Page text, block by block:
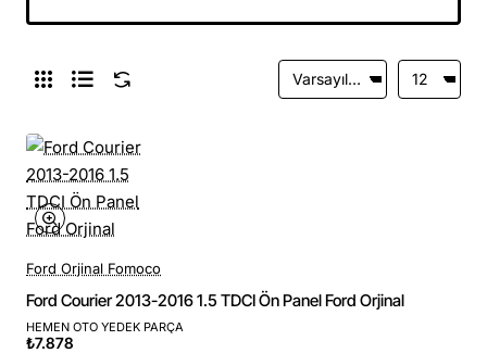
Ford Orjinal Fomoco
Ford Courier 2013-2016 1.5 TDCI Ön Panel Ford Orjinal
HEMEN OTO YEDEK PARÇA
₺7.878